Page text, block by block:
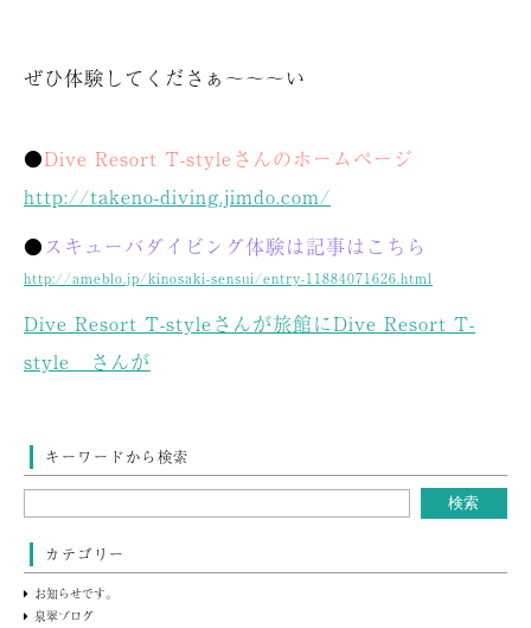
ぜひ体験してくださぁ～～～い
●Dive Resort T-styleさんのホームページ
http://takeno-diving.jimdo.com/
●スキューバダイビング体験は記事はこちら
http://ameblo.jp/kinosaki-sensui/entry-11884071626.html
Dive Resort T-styleさんが旅館にDive Resort T-
style さんが
キーワードから検索
カテゴリー
お知らせです。
泉翠ブログ